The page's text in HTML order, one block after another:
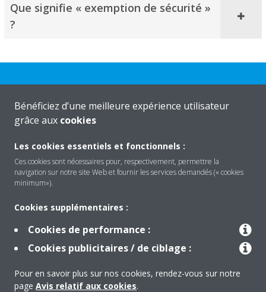
Que signifie « exemption de sécurité »
?​
Solutions
Contact
Produits
Bénéficiez d’une meilleure expérience utilisateur
grâce aux cookies
Les cookies essentiels et fonctionnels :
Ces cookies sont nécessaires pour, respectivement, permettre la
navigation sur notre site Web et fournir les services demandés (« cookies
minimum»).
Cookies supplémentaires :
Cookies de performance :
Cookies publicitaires / de ciblage :
Pour en savoir plus sur nos cookies, rendez-vous sur notre
page Avis relatif aux cookies.